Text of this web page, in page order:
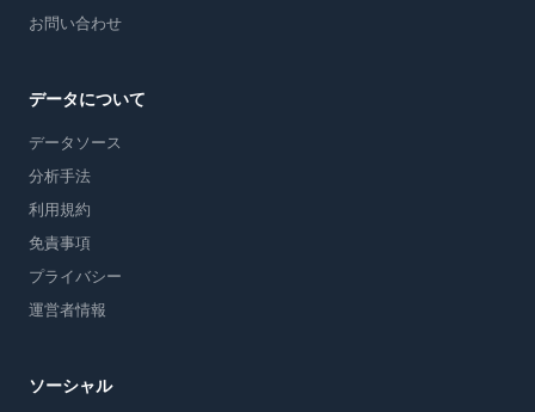
お問い合わせ
データについて
データソース
分析手法
利用規約
免責事項
プライバシー
運営者情報
ソーシャル